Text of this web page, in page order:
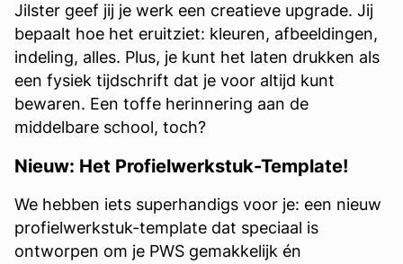
Jilster geef jij je werk een creatieve upgrade. Jij
bepaalt hoe het eruitziet: kleuren, afbeeldingen,
indeling, alles. Plus, je kunt het laten drukken als
een fysiek tijdschrift dat je voor altijd kunt
bewaren. Een toffe herinnering aan de
middelbare school, toch?
Nieuw: Het Profielwerkstuk-Template!
We hebben iets superhandigs voor je: een nieuw
profielwerkstuk-template dat speciaal is
ontworpen om je PWS gemakkelijk én